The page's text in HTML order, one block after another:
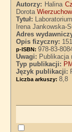
Autorzy: Halina
Dorota
Tytuł:
Irena Jankowska-
Adres
Opis fizyczny:
p-ISBN:978-83-
Uwagi: Publikacja
Typ publikacji: PM
Język publikacji:
Liczba arkuszy:8,8